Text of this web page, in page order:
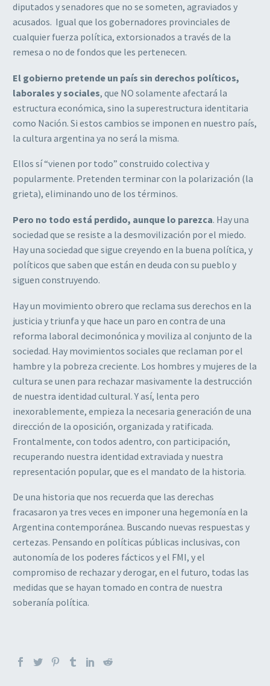
diputados y senadores que no se someten, agraviados y
acusados. Igual que los gobernadores provinciales de
cualquier fuerza política, extorsionados a través de la
remesa o no de fondos que les pertenecen.
El gobierno pretende un país sin derechos políticos,
laborales y sociales, que NO solamente afectará la
estructura económica, sino la superestructura identitaria
como Nación. Si estos cambios se imponen en nuestro país,
la cultura argentina ya no será la misma.
Ellos sí “vienen por todo” construido colectiva y
popularmente. Pretenden terminar con la polarización (la
grieta), eliminando uno de los términos.
Pero no todo está perdido, aunque lo parezca. Hay una
sociedad que se resiste a la desmovilización por el miedo.
Hay una sociedad que sigue creyendo en la buena política, y
políticos que saben que están en deuda con su pueblo y
siguen construyendo.
Hay un movimiento obrero que reclama sus derechos en la
justicia y triunfa y que hace un paro en contra de una
reforma laboral decimonónica y moviliza al conjunto de la
sociedad. Hay movimientos sociales que reclaman por el
hambre y la pobreza creciente. Los hombres y mujeres de la
cultura se unen para rechazar masivamente la destrucción
de nuestra identidad cultural. Y así, lenta pero
inexorablemente, empieza la necesaria generación de una
dirección de la oposición, organizada y ratificada.
Frontalmente, con todos adentro, con participación,
recuperando nuestra identidad extraviada y nuestra
representación popular, que es el mandato de la historia.
De una historia que nos recuerda que las derechas
fracasaron ya tres veces en imponer una hegemonía en la
Argentina contemporánea. Buscando nuevas respuestas y
certezas. Pensando en políticas públicas inclusivas, con
autonomía de los poderes fácticos y el FMI, y el
compromiso de rechazar y derogar, en el futuro, todas las
medidas que se hayan tomado en contra de nuestra
soberanía política.